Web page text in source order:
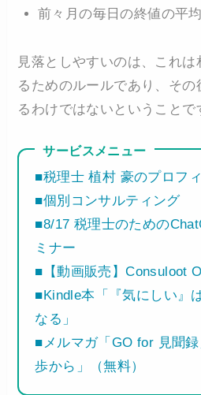
前々月の毎日の終値の平
見落としやすいのは、これ
るためのルールであり、そ
るわけではないということで
サービスメニュー
■税理士 植村 豪のプロフ
■個別コンサルティング
■8/17 税理士のための
ミナー
■【動画販売】Consuloot
■Kindle本「『気にしい』
なる」
■メルマガ「GO for 見聞
歩から」（無料）